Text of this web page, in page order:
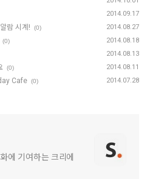
2014.09.17
람 시계! (0) 2014.08.27
(0) 2014.08.18
2014.08.13
(0) 2014.08.11
Cafe (0) 2014.07.28
에 기여하는 크리에